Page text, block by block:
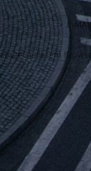
in diesem